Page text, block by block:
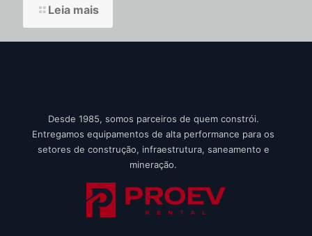
Leia mais
Desde 1985, somos parceiros de quem constrói.
Entregamos equipamentos de alta performance para os
setores de construção, infraestrutura, saneamento e
mineração.